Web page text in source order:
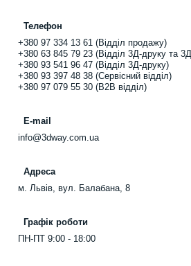
Телефон
+380 97 334 13 61 (Відділ продажу)
+380 63 845 79 23 (Відділ 3Д-друку та
+380 93 541 96 47 (Відділ 3Д-друку)
+380 93 397 48 38 (Сервісний відділ)
+380 97 079 55 30 (B2B відділ)
E-mail
info@3dway.com.ua
Адреса
м. Львів, вул. Балабана, 8
Графік роботи
ПН-ПТ 9:00 - 18:00